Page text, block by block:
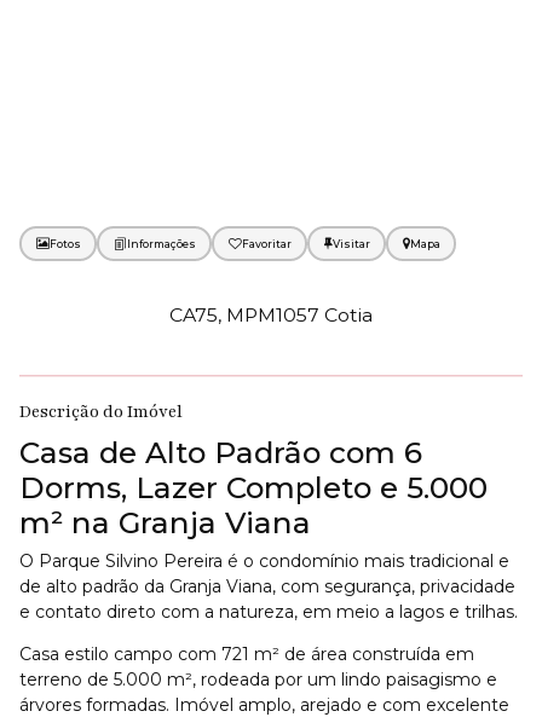
Fotos Favoritar Mapa
CA75, MPM1057 Cotia
Descrição do Imóvel
Casa de Alto Padrão com 6
Dorms, Lazer Completo e 5.000
m² na Granja Viana
O Parque Silvino Pereira é o condomínio mais tradicional e
de alto padrão da Granja Viana, com segurança, privacidade
e contato direto com a natureza, em meio a lagos e trilhas.
Casa estilo campo com 721 m² de área construída em
terreno de 5.000 m², rodeada por um lindo paisagismo e
árvores formadas. Imóvel amplo, arejado e com excelente